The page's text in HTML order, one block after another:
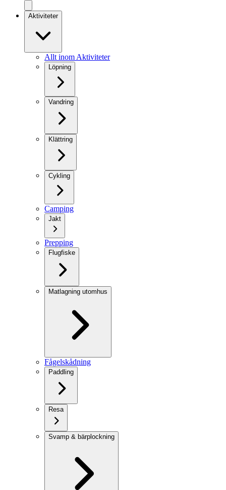
Aktiviteter
Allt inom Aktiviteter
Löpning
Vandring
Klättring
Cykling
Camping
Jakt
Prepping
Flugfiske
Matlagning utomhus
Fågelskådning
Paddling
Resa
Svamp & bärplockning